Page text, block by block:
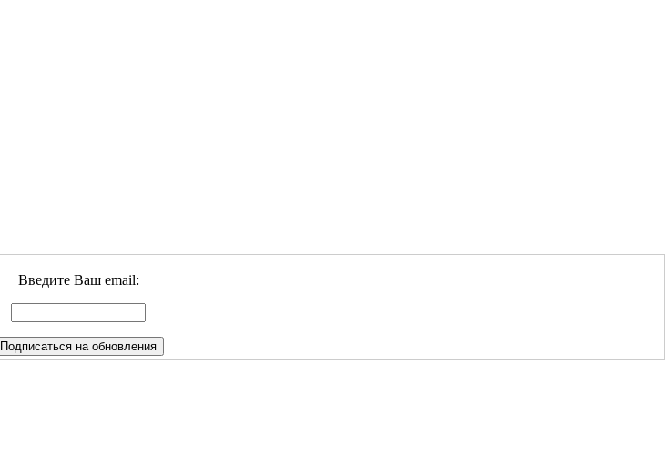
Введите Ваш email: